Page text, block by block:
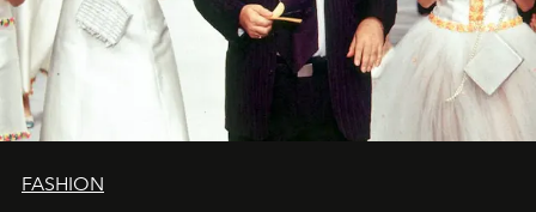
FASHION